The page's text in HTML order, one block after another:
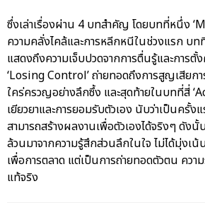
ซึ่งเล่าเรื่องผ่าน 4 บทสำคัญ โดยบทที่หนึ่ง
ความคลั่งไคล้และการหลีกหนีในช่วงแรก บท
แสดงถึงความเจ็บปวดจากการตื่นรู้และการตั้
‘Losing Control’ ถ่ายทอดถึงการสูญเสียก
ใคร่ครวญอย่างลึกซึ้ง และสุดท้ายในบทที่สี่
เยียวยาและการยอมรับตัวเอง นับว่าเป็นครั้
สามารถสร้างผลงานเพื่อตัวเองได้จริงๆ ดัง
ล้วนมาจากความรู้สึกส่วนลึกในใจ ไม่ได้มุ่งเ
เพื่อการตลาด แต่เป็นการถ่ายทอดตัวตน ควา
แท้จริง